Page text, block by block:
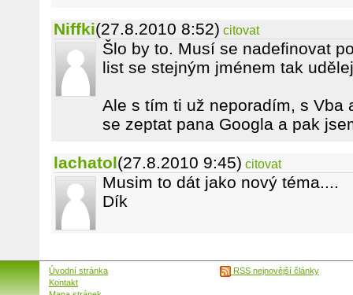
Niffki(27.8.2010 8:52) citovat
Šlo by to. Musí se nadefinovat
list se stejným jménem tak
Ale s tím ti už neporadím, s Vba
se zeptat pana Googla a pak
lachatol(27.8.2010 9:45) citovat
Musim to dát jako nový téma....
Dík
Úvodní stránka
Kontakt
RSS nejnovější články